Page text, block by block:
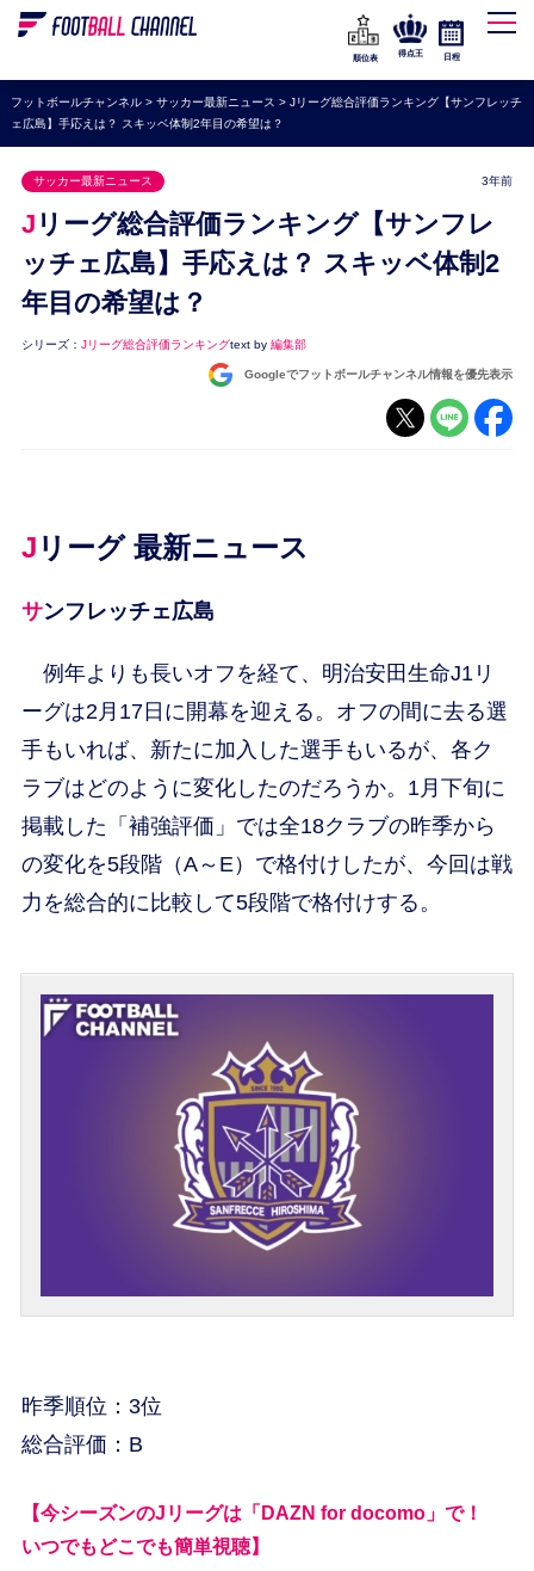
WEリーグ
海外サッカー
プレミアリーグ
ラ・リーガ
セリエA
ブンデスリーガ
UEFA
ナショナルチーム
順位表
得点王 日程
フットボールチャンネル> サッカー最新ニュース > Jリーグ総合評価ランキング【サンフレッチ
ェ広島】手応えは？ スキッベ体制2年目の希望は？
サッカー最新ニュース 3年前
Jリーグ総合評価ランキング【サンフレ
ッチェ広島】手応えは？ スキッベ体制2
年目の希望は？
シリーズ： Jリーグ総合評価ランキングtext by 編集部
Googleでフットボールチャンネル情報を優先表示
Jリーグ 最新ニュース
サンフレッチェ広島
例年よりも長いオフを経て、明治安田生命J1リ
ーグは2月17日に開幕を迎える。オフの間に去る選
手もいれば、新たに加入した選手もいるが、各ク
ラブはどのように変化したのだろうか。1月下旬に
掲載した「補強評価」では全18クラブの昨季から
の変化を5段階（A～E）で格付けしたが、今回は戦
力を総合的に比較して5段階で格付けする。
昨季順位：3位
総合評価：B
【今シーズンのJリーグは「DAZN for docomo」で！
いつでもどこでも簡単視聴】